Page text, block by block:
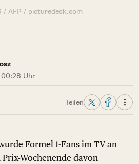
/ AFP / picturedesk.com
Uhr
Teilen
Formel 1-Fans im TV an
Wochenende davon